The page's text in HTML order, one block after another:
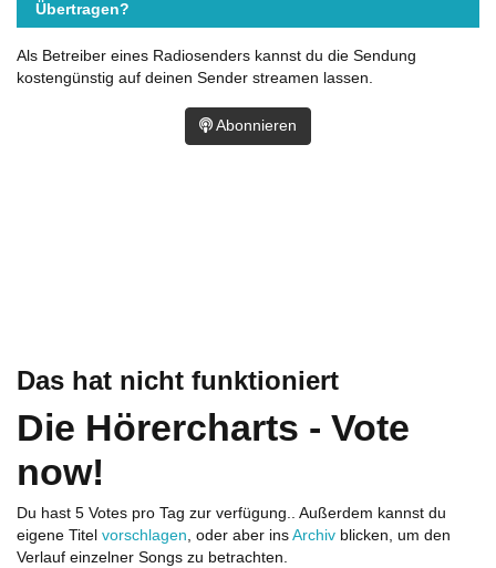
Das hat nicht funktioniert
Die Hörercharts - Vote
now!
Du hast 5 Votes pro Tag zur verfügung.. Außerdem kannst du
eigene Titel vorschlagen, oder aber ins Archiv blicken, um den
Verlauf einzelner Songs zu betrachten.
Übertragen?
Als Betreiber eines Radiosenders kannst du die Sendung
kostengünstig auf deinen Sender streamen lassen.
Abonnieren